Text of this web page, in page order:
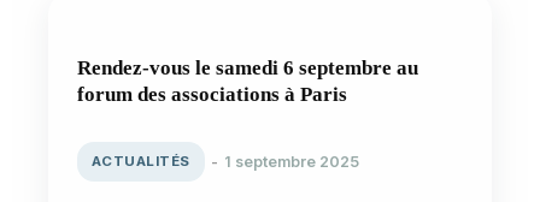
Rendez-vous le samedi 6 septembre au
forum des associations à Paris
ACTUALITÉS 1 septembre 2025